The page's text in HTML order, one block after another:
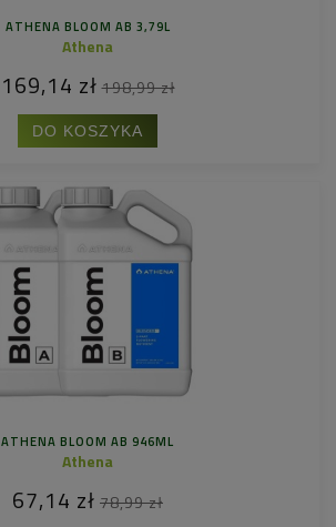
ATHENA BLOOM AB 3,79L
Athena
169,14 zł 198,99 zł
DO KOSZYKA
ATHENA BLOOM AB 946ML
Athena
67,14 zł 78,99 zł